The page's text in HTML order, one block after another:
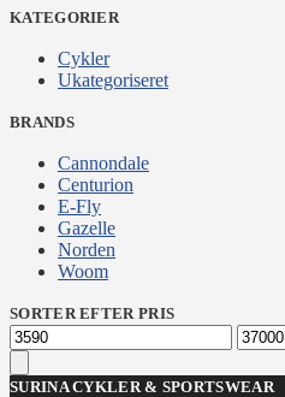
KATEGORIER
Cykler
Ukategoriseret
BRANDS
Cannondale
Centurion
E-Fly
Gazelle
Norden
Woom
SORTER EFTER PRIS
Mindste
pris
Højeste
pris
SURINA CYKLER & SPORTSWEAR